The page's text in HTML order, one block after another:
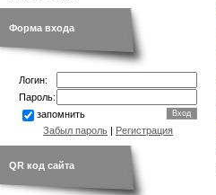
Форма входа
Логин:
Пароль:
запомнить
Забыл пароль | Регистрация
QR код сайта